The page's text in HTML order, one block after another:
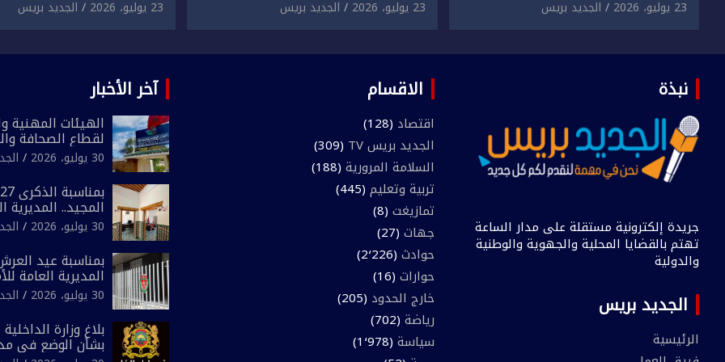
مادي.
23 يوليو، 2026 الجديد بريس
في حق سائح أجنبي.
23 يوليو، 2026 الجديد بريس
ومحاولة إضرام النار عمدا.
23 يوليو، 2026 الجديد بريس
نبذة
جريدة إلكترونية مستقلة على مدار الساعة
تهتم بالقضايا المحلية والجهوية والوطنية
والدولية
الجديد بريس
الرئيسية
الاقسام
اقتصاد (128)
الجديد بريس TV
(309)
السلامة المرورية (188)
تربية وتعليم (445)
تمازيغت (8)
جهات (27)
حوادث (2٬226)
حوارات (16)
خارج الحدود (205)
رياضة (702)
سياسة (1٬978)
آخر الأخبار
الهيئات المهنية
لقطاع الصحافة
المغرب تعلن
لـ”أي أجندة
مقاس سياسي
30 يوليو، 2026
المجيد.. المديرية
الوطني تفتتح
لفرقة الشرطة
30 يوليو، 2026
بمناسبة عيد
المديرية العامة
تعزز البنية الأمنية
بإحداث فرقتين
30 يوليو، 2026
بلاغ وزارة
بشأن الوضع في